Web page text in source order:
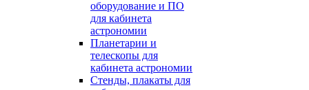
оборудование и ПО
для кабинета
астрономии
Планетарии и
телескопы для
кабинета астрономии
Стенды, плакаты для